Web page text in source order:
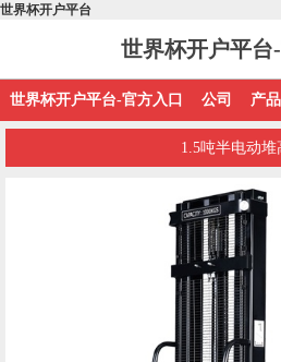
世界杯开户平台
世界杯开户平台
世界杯开户平台-官方入口 公司 产品
1.5吨半电动堆